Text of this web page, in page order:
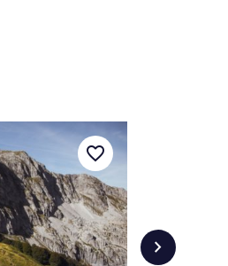
favorite_border
chevron_right